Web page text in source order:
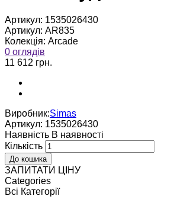
Артикул: 1535026430
Артикул: AR835
Колекція: Arcade
0 оглядів
11 612 грн.
Виробник:Simas
Артикул: 1535026430
Наявнiсть В наявностi
Кількість
ЗАПИТАТИ ЦІНУ
Categories
Всі Категорії